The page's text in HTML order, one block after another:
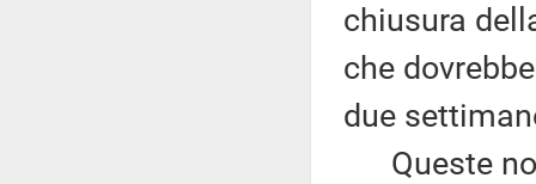
chiusura
che
due
Queste